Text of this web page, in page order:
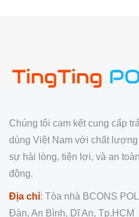
Chúng tôi cam kết cung cấp
dùng Việt Nam với chất
sự hài lòng, tiện lợi, và an
động.
Địa chỉ: Tòa nhà BCONS
Đàn, An Bình, Dĩ An, Tp.HCM